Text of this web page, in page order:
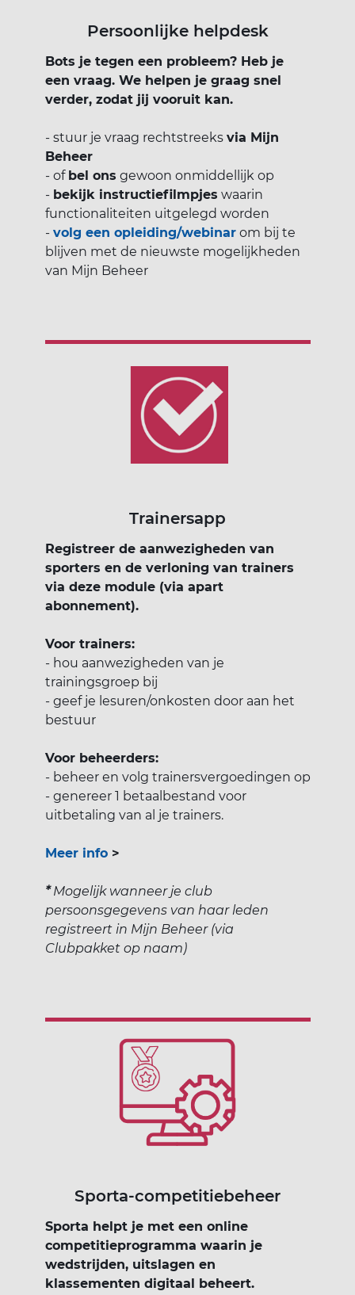
Persoonlijke helpdesk
Bots je tegen een probleem? Heb je
een vraag. We helpen je graag snel
verder, zodat jij vooruit kan.
- stuur je vraag rechtstreeks via Mijn
Beheer
- of bel ons gewoon onmiddellijk op
- bekijk instructiefilmpjes waarin
functionaliteiten uitgelegd worden
- volg een opleiding/webinarom bij te
blijven met de nieuwste mogelijkheden
van Mijn Beheer
Trainersapp
Registreer de aanwezigheden van
sporters en de verloning van trainers
via deze module (via apart
abonnement).
Voor trainers:
- hou aanwezigheden van je
trainingsgroep bij
- geef je lesuren/onkosten door aan het
bestuur
Voor beheerders:
- beheer en volg trainersvergoedingen op
- genereer 1 betaalbestand voor
uitbetaling van al je trainers.
Meer info>
*Mogelijk wanneer je club
persoonsgegevens van haar leden
registreert in Mijn Beheer (via
Clubpakket op naam)
Sporta-competitiebeheer
Sporta helpt je met een online
competitieprogramma waarin je
wedstrijden, uitslagen en
klassementen digitaal beheert.